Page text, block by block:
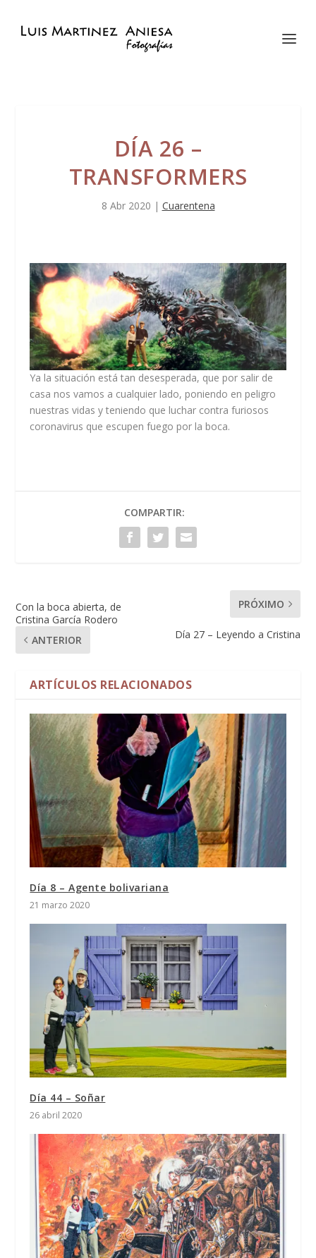
DÍA 26 –
TRANSFORMERS
8 Abr 2020 | Cuarentena
Ya la situación está tan desesperada, que por salir de
casa nos vamos a cualquier lado, poniendo en peligro
nuestras vidas y teniendo que luchar contra furiosos
coronavirus que escupen fuego por la boca.
COMPARTIR:
Con la boca abierta, de
Cristina García Rodero
ANTERIOR
PRÓXIMO
Día 27 – Leyendo a Cristina
ARTÍCULOS RELACIONADOS
Día 8 – Agente bolivariana
21 marzo 2020
Día 44 – Soñar
26 abril 2020